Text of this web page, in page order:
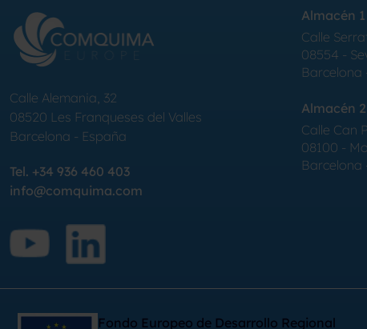
Calle Alemania, 32
08520 Les Franqueses del Valles
Barcelona - España
Tel. +34 936 460 403
info@comquima.com
Almacén 1
Calle
08554 -
Barcelona
Almacén 2
Calle Can
08100 -
Barcelona
Fondo Europeo de Desarrollo Regional